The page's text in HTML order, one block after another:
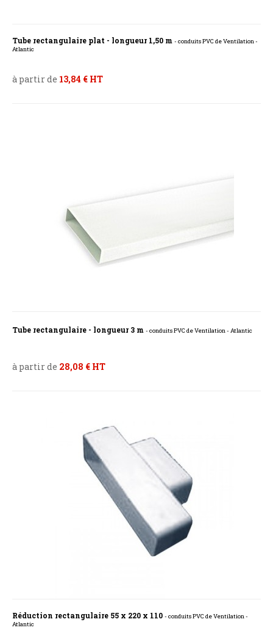
Tube rectangulaire plat - longueur 1,50 m - conduits PVC de Ventilation -
Atlantic
à partir de 13,84 € HT
Tube rectangulaire - longueur 3 m - conduits PVC de Ventilation - Atlantic
à partir de 28,08 € HT
Réduction rectangulaire 55 x 220 x 110 - conduits PVC de Ventilation -
Atlantic